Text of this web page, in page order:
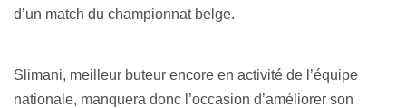
d’un match du championnat belge.
Slimani, meilleur buteur encore en activité de l’équipe
nationale, manquera donc l’occasion d’améliorer son